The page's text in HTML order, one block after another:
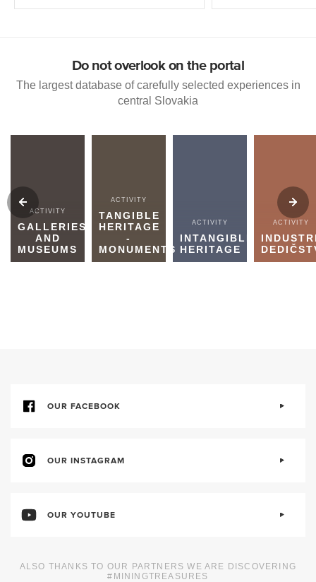
Do not overlook on the portal
The largest database of carefully selected experiences in
central Slovakia
ACTIVITY
GALLERIES
AND
MUSEUMS
ACTIVITY
TANGIBLE
HERITAGE
-
MONUMENTS
ACTIVITY
INTANGIBLE
HERITAGE
ACTIVITY
OUR FACEBOOK
OUR INSTAGRAM
OUR YOUTUBE
ALSO THANKS TO OUR PARTNERS WE ARE DISCOVERING
#MININGTREASURES